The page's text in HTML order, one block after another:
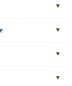
▼
▼
▼
▼